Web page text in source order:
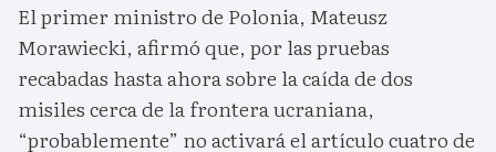
El primer ministro de Polonia, Mateusz
Morawiecki, afirmó que, por las pruebas
recabadas hasta ahora sobre la caída de dos
misiles cerca de la frontera ucraniana,
“probablemente” no activará el artículo cuatro de